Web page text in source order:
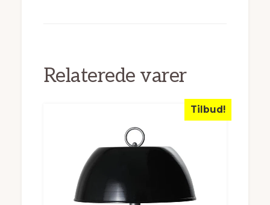
Relaterede varer
Tilbud!